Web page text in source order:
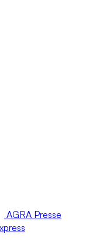
AGRA Presse